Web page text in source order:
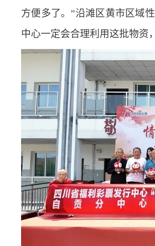
方便多了。”沿滩区黄市区域
中心一定会合理利用这批物资